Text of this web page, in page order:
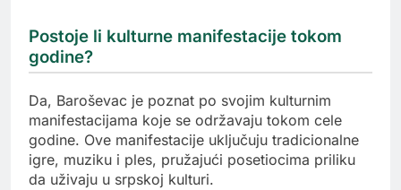
Postoje li kulturne manifestacije tokom
godine?
Da, Baroševac je poznat po svojim kulturnim
manifestacijama koje se održavaju tokom cele
godine. Ove manifestacije uključuju tradicionalne
igre, muziku i ples, pružajući posetiocima priliku
da uživaju u srpskoj kulturi.